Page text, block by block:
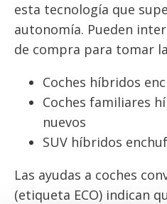
esta tecnología que
autonomía. Pueden
de compra para tomar
Coches híbridos
Coches familiares
nuevos
SUV híbridos
Las ayudas a coches
(etiqueta ECO) indican